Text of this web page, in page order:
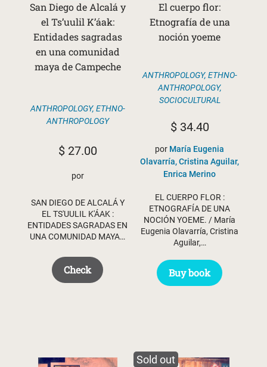
San Diego de Alcalá y
el Ts’uulil K’áak:
Entidades sagradas
en una comunidad
maya de Campeche
ANTHROPOLOGY, ETHNO-
ANTHROPOLOGY
$27.00
por
SAN DIEGO DE ALCALÁ Y
EL TS'UULIL K'ÁAK :
ENTIDADES SAGRADAS EN
UNA COMUNIDAD MAYA…
Check
El cuerpo flor:
Etnografía de una
noción yoeme
ANTHROPOLOGY, ETHNO-
ANTHROPOLOGY,
SOCIOCULTURAL
$34.40
por María Eugenia
Olavarría, Cristina Aguilar,
Enrica Merino
EL CUERPO FLOR :
ETNOGRAFÍA DE UNA
NOCIÓN YOEME. / María
Eugenia Olavarría, Cristina
Aguilar,…
Buy book
Sold out